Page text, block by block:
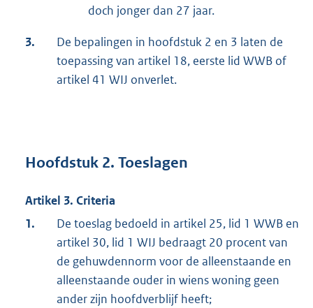
doch jonger dan 27 jaar.
3.
De bepalingen in hoofdstuk 2 en 3 laten de
toepassing van artikel 18, eerste lid WWB of
artikel 41 WIJ onverlet.
Hoofdstuk 2. Toeslagen
Artikel 3. Criteria
1.
De toeslag bedoeld in artikel 25, lid 1 WWB en
artikel 30, lid 1 WIJ bedraagt 20 procent van
de gehuwdennorm voor de alleenstaande en
alleenstaande ouder in wiens woning geen
ander zijn hoofdverblijf heeft;